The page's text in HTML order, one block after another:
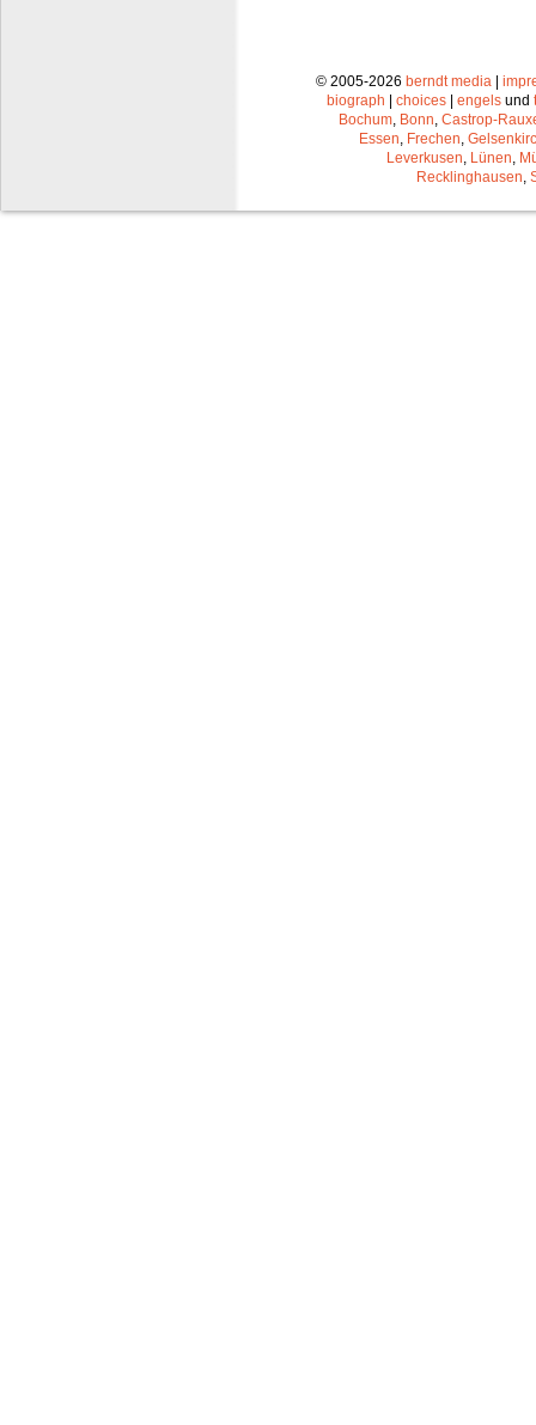
© 2005-2026 berndt media |
biograph | choices | engels und
Bochum Bonn Castrop-
Essen Frechen
Leverkusen Lünen
Recklinghausen